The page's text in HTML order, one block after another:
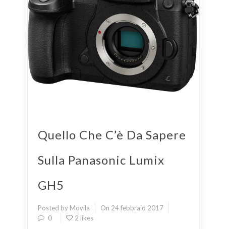
Quello Che C’è Da Sapere
Sulla Panasonic Lumix
GH5
Posted by Movila
On 24 febbraio 2017
0
2 likes